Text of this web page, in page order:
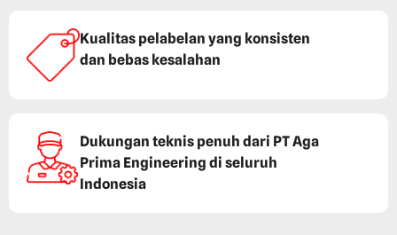
Kualitas pelabelan yang konsisten
dan bebas kesalahan
Dukungan teknis penuh dari PT Aga
Prima Engineering di seluruh
Indonesia